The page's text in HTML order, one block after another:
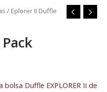
/ Eplorer II Duffle
Duffle EXPLORER II de